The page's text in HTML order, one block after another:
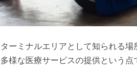
ーミナルエリアとして知られる場
様な医療サービスの提供という点